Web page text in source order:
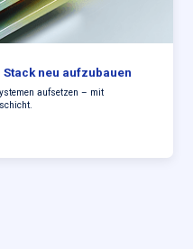
neu aufzubauen
aufsetzen – mit